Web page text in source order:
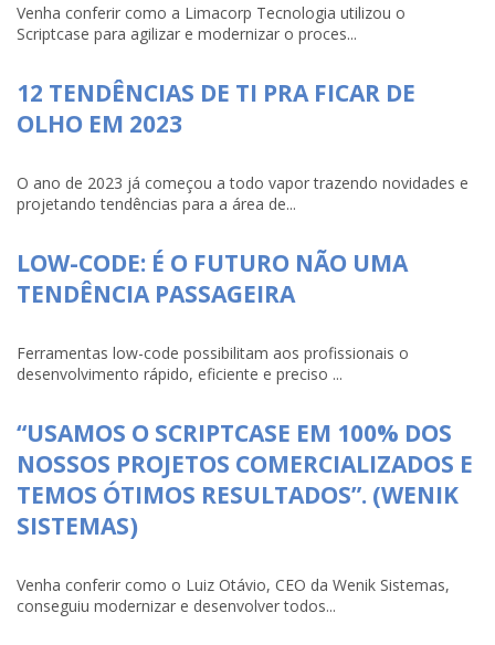
Venha conferir como a Limacorp Tecnologia utilizou o
Scriptcase para agilizar e modernizar o proces...
12 TENDÊNCIAS DE TI PRA FICAR DE
OLHO EM 2023
O ano de 2023 já começou a todo vapor trazendo novidades e
projetando tendências para a área de...
LOW-CODE: É O FUTURO NÃO UMA
TENDÊNCIA PASSAGEIRA
Ferramentas low-code possibilitam aos profissionais o
desenvolvimento rápido, eficiente e preciso ...
“USAMOS O SCRIPTCASE EM 100% DOS
NOSSOS PROJETOS COMERCIALIZADOS E
TEMOS ÓTIMOS RESULTADOS”. (WENIK
SISTEMAS)
Venha conferir como o Luiz Otávio, CEO da Wenik Sistemas,
conseguiu modernizar e desenvolver todos...